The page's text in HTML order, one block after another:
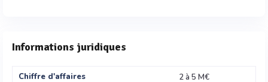
Informations juridiques
Chiffre d'affaires
2 à 5 M€